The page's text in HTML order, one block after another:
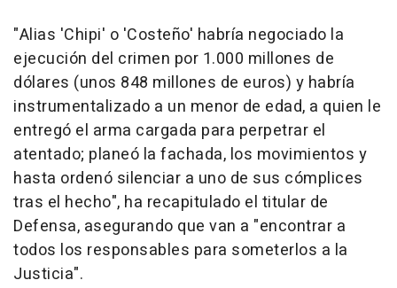
"Alias 'Chipi' o 'Costeño' habría negociado la
ejecución del crimen por 1.000 millones de
dólares (unos 848 millones de euros) y habría
instrumentalizado a un menor de edad, a quien le
entregó el arma cargada para perpetrar el
atentado; planeó la fachada, los movimientos y
hasta ordenó silenciar a uno de sus cómplices
tras el hecho", ha recapitulado el titular de
Defensa, asegurando que van a "encontrar a
todos los responsables para someterlos a la
Justicia".